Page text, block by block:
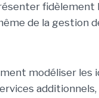
fidèlement
de la gestion
modéliser les